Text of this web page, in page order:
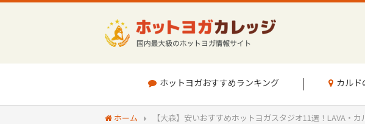
ホットヨガおすすめランキング カルド
ホーム 【大森】安いおすすめホットヨガスタジオ11選！LAVA・